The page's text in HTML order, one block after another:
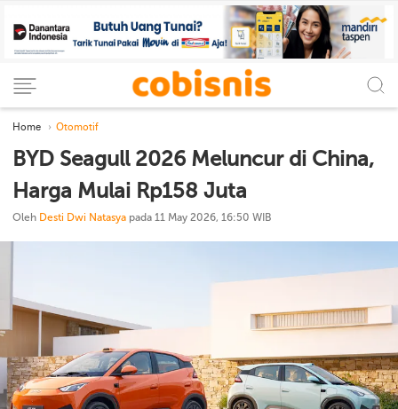
Home Otomotif
BYD Seagull 2026 Meluncur di China,
Harga Mulai Rp158 Juta
Oleh Desti Dwi Natasya pada 11 May 2026, 16:50 WIB